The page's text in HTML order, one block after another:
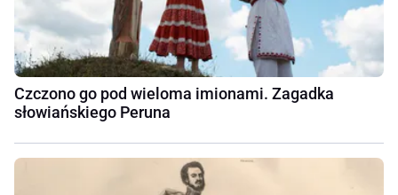
Czczono go pod wieloma imionami. Zagadka
słowiańskiego Peruna